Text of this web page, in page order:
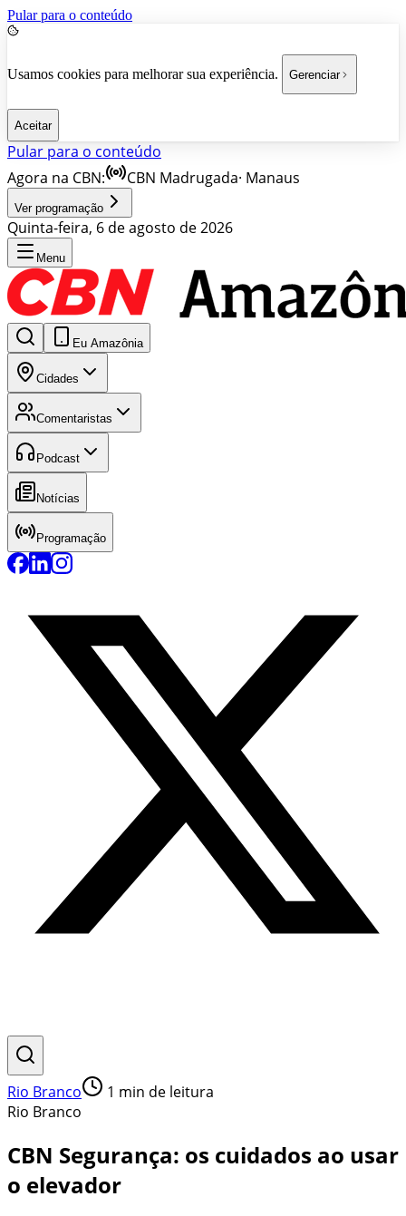
Pular para o conteúdo
Usamos cookies para melhorar sua experiência. Gerenciar
Aceitar
Pular para o conteúdo
Agora na CBN:
CBN Madrugada· Manaus
Ver programação
Quinta-feira, 6 de agosto de 2026
Menu
Eu Amazônia
Cidades
Comentaristas
Podcast
Notícias
Programação
Rio Branco 1 min de leitura
Rio Branco
CBN Segurança: os cuidados ao usar
o elevador